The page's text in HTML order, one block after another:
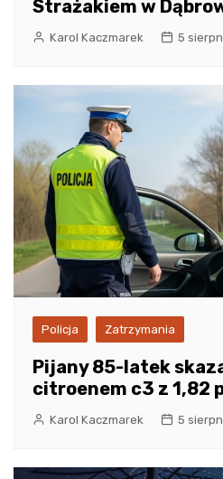
Strażakiem w
Karol Kaczmarek 5
Policja Zatrzymania
Pijany 85-latek
citroenem c3 z 1,82
Karol Kaczmarek 5